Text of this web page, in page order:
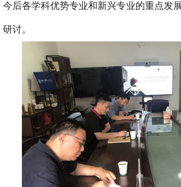
今后各学科优势专业和新兴专业的重点发
研讨。